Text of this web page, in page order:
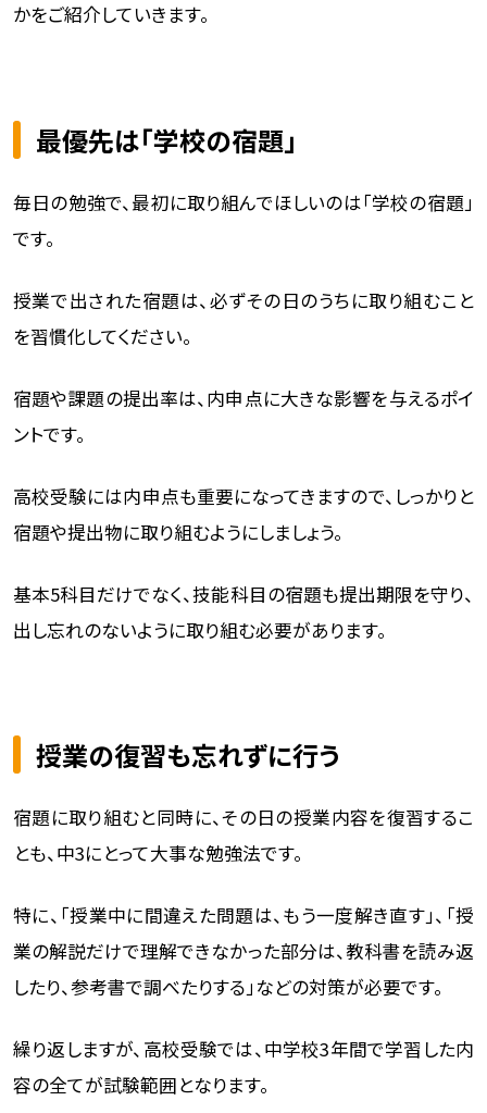
かをご紹介していきます。
最優先は「学校の宿題」
毎日の勉強で、最初に取り組んでほしいのは「学校の宿題」
です。
授業で出された宿題は、必ずその日のうちに取り組むこと
を習慣化してください。
宿題や課題の提出率は、内申点に大きな影響を与えるポイ
ントです。
高校受験には内申点も重要になってきますので、しっかりと
宿題や提出物に取り組むようにしましょう。
基本5科目だけでなく、技能科目の宿題も提出期限を守り、
出し忘れのないように取り組む必要があります。
授業の復習も忘れずに行う
宿題に取り組むと同時に、その日の授業内容を復習するこ
とも、中3にとって大事な勉強法です。
特に、「授業中に間違えた問題は、もう一度解き直す」、「授
業の解説だけで理解できなかった部分は、教科書を読み返
したり、参考書で調べたりする」などの対策が必要です。
繰り返しますが、高校受験では、中学校3年間で学習した内
容の全てが試験範囲となります。